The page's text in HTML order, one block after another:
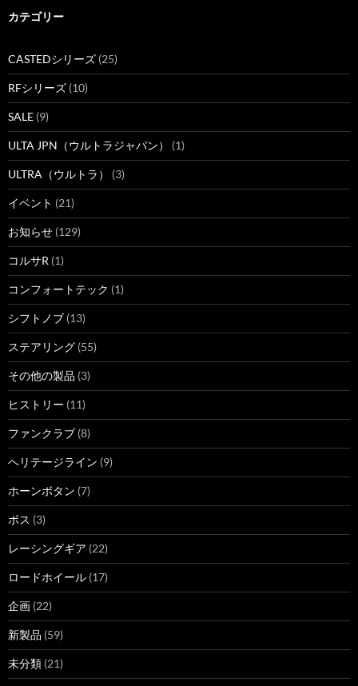
カテゴリー
CASTEDシリーズ (25)
RFシリーズ (10)
SALE (9)
ULTA JPN（ウルトラジャパン） (1)
ULTRA（ウルトラ） (3)
イベント (21)
お知らせ (129)
コルサR (1)
コンフォートテック (1)
シフトノブ (13)
ステアリング (55)
その他の製品 (3)
ヒストリー (11)
ファンクラブ (8)
ヘリテージライン (9)
ホーンボタン (7)
ボス (3)
レーシングギア (22)
ロードホイール (17)
企画 (22)
新製品 (59)
未分類 (21)